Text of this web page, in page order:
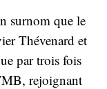
surnom que le
Thévenard et
par trois fois
rejoignant